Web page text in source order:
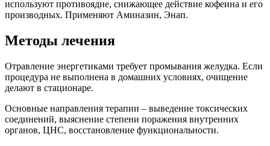
используют противоядие, снижающее действие кофеина и его
производных. Применяют Аминазин, Энап.
Методы лечения
Отравление энергетиками требует промывания желудка. Если
процедура не выполнена в домашних условиях, очищение
делают в стационаре.
Основные направления терапии – выведение токсических
соединений, выяснение степени поражения внутренних
органов, ЦНС, восстановление функциональности.